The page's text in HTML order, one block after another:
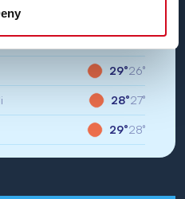
35°26°
29°26°
28°27°
29°28°